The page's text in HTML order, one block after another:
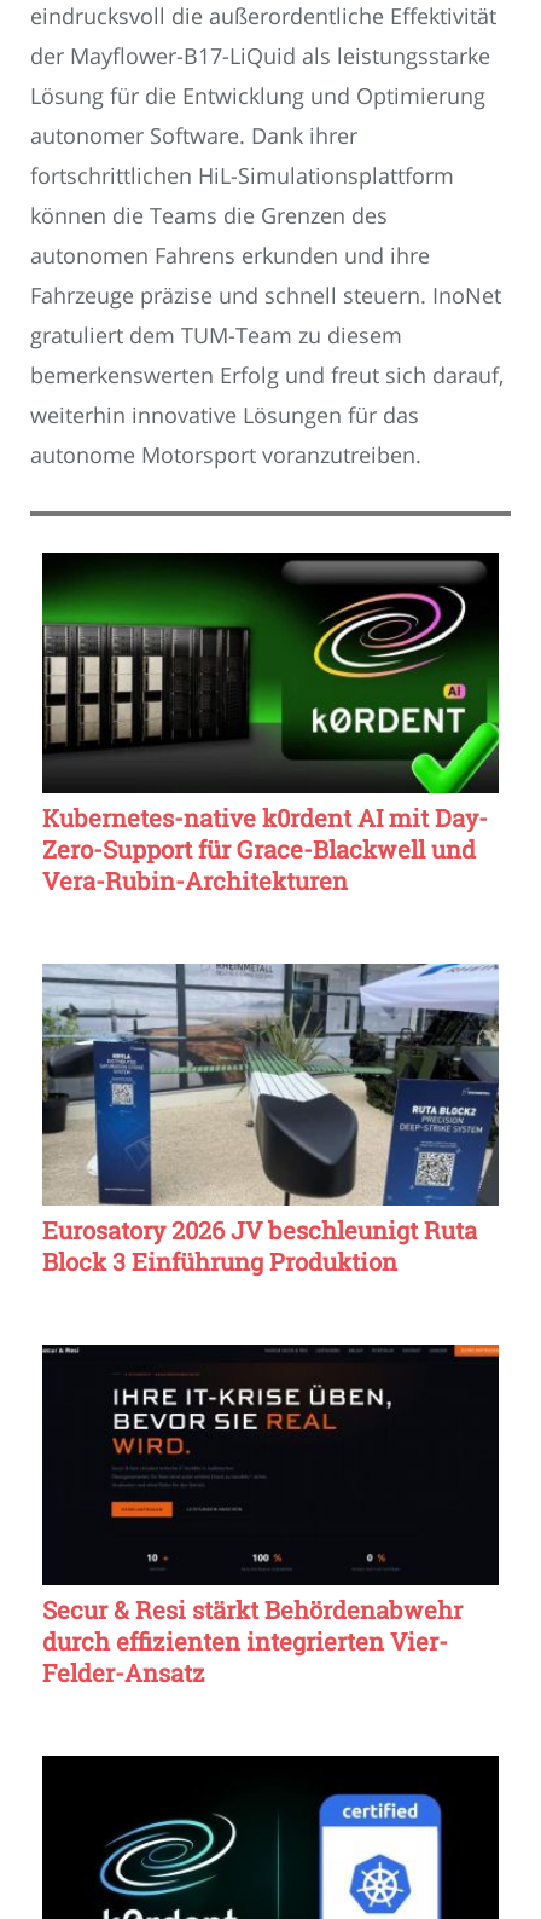
eindrucksvoll die außerordentliche Effektivität
der Mayflower-B17-LiQuid als leistungsstarke
Lösung für die Entwicklung und Optimierung
autonomer Software. Dank ihrer
fortschrittlichen HiL-Simulationsplattform
können die Teams die Grenzen des
autonomen Fahrens erkunden und ihre
Fahrzeuge präzise und schnell steuern. InoNet
gratuliert dem TUM-Team zu diesem
bemerkenswerten Erfolg und freut sich darauf,
weiterhin innovative Lösungen für das
autonome Motorsport voranzutreiben.
Kubernetes-native k0rdent AI mit Day-
Zero-Support für Grace-Blackwell und
Vera-Rubin-Architekturen
Eurosatory 2026 JV beschleunigt Ruta
Block 3 Einführung Produktion
Secur & Resi stärkt Behördenabwehr
durch effizienten integrierten Vier-
Felder-Ansatz